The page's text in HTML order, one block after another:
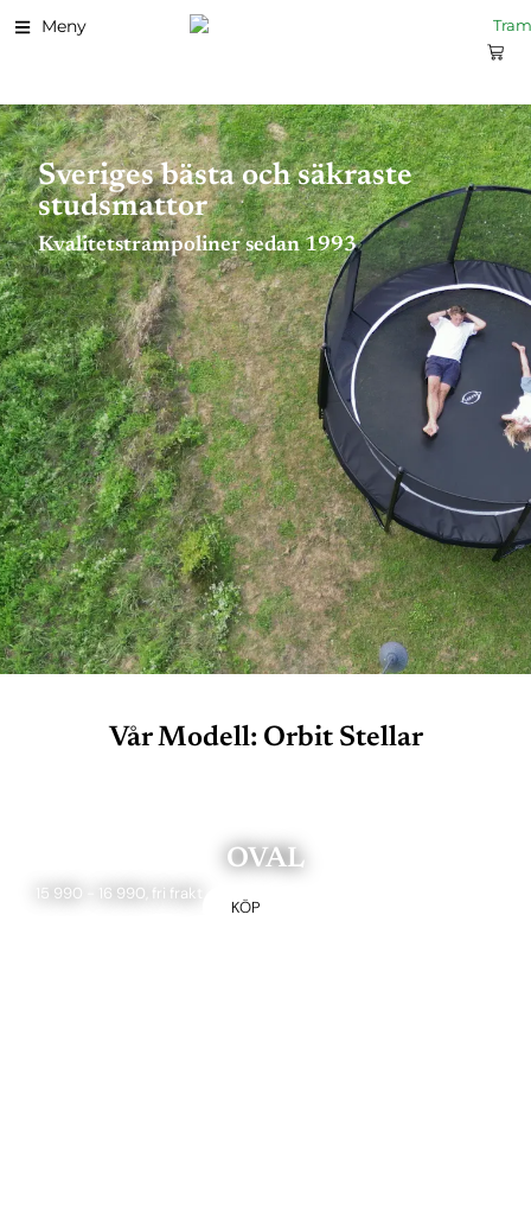
Meny
Sveriges bästa och säkraste
studsmattor
Kvalitetstrampoliner sedan 1993
Vår Modell: Orbit Stellar
OVAL
15 990 - 16 990, fri frakt
KÖP